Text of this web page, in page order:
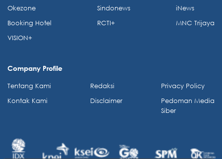
Okezone
Booking Hotel
VISION+
Sindonews
RCTI+
iNews
MNC Trijaya
Company Profile
Tentang Kami
Kontak Kami
Redaksi
Disclaimer
Privacy Policy
Pedoman Media
Siber